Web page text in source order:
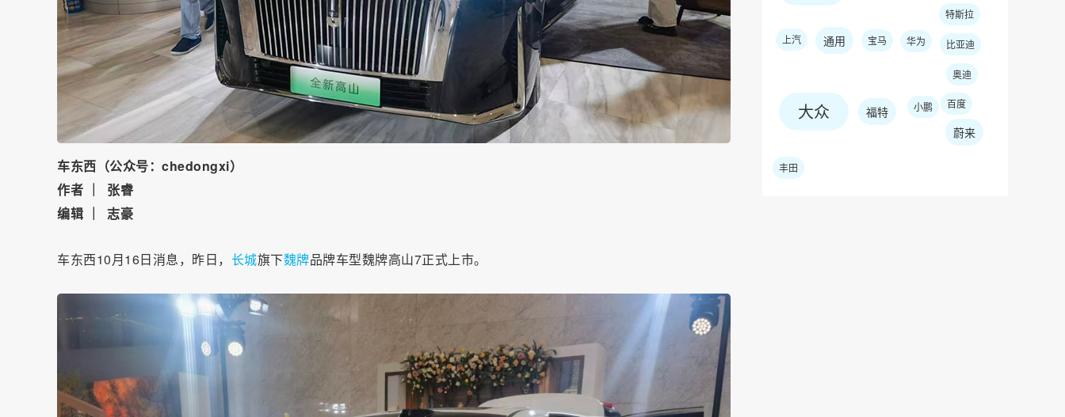
特斯拉
上汽
通用 宝马 华为 比亚迪
奥迪
大众 福特 小鹏 百度
蔚来
丰田
车东西（公众号：chedongxi）
作者 ｜ 张睿
编辑 ｜ 志豪
车东西10月16日消息，昨日， 长城旗下魏牌品牌车型魏牌高山7正式上市。